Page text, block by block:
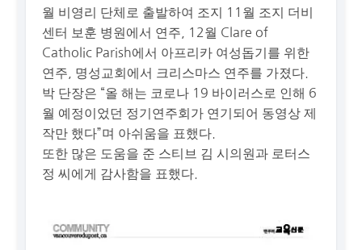
월 비영리 단체로 출발하여 조지 11월 조지 더비
센터 보훈 병원에서 연주, 12월 Clare of
Catholic Parish에서 아프리카 여성돕기를 위한
연주, 명성교회에서 크리스마스 연주를 가졌다.
박 단장은 “올 해는 코로나 19 바이러스로 인해 6
월 예정이었던 정기연주회가 연기되어 동영상 제
작만 했다”며 아쉬움을 표했다.
또한 많은 도움을 준 스티브 김 시의원과 로터스
정 씨에게 감사함을 표했다.